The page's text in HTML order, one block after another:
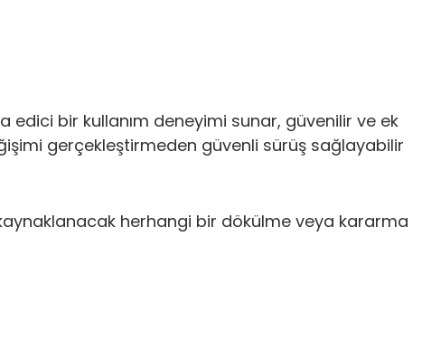
bir kullanım deneyimi sunar, güvenilir ve ek
gerçekleştirmeden güvenli sürüş sağlayabilir
kaynaklanacak herhangi bir dökülme veya kararma